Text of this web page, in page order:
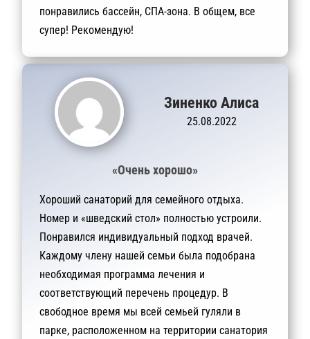
понравились бассейн, СПА-зона. В общем, все
супер! Рекомендую!
Зиненко Алиса
25.08.2022
«Очень хорошо»
Хороший санаторий для семейного отдыха.
Номер и «шведский стол» полностью устроили.
Понравился индивидуальный подход врачей.
Каждому члену нашей семьи была подобрана
необходимая программа лечения и
соответствующий перечень процедур. В
свободное время мы всей семьей гуляли в
парке, расположенном на территории санатория